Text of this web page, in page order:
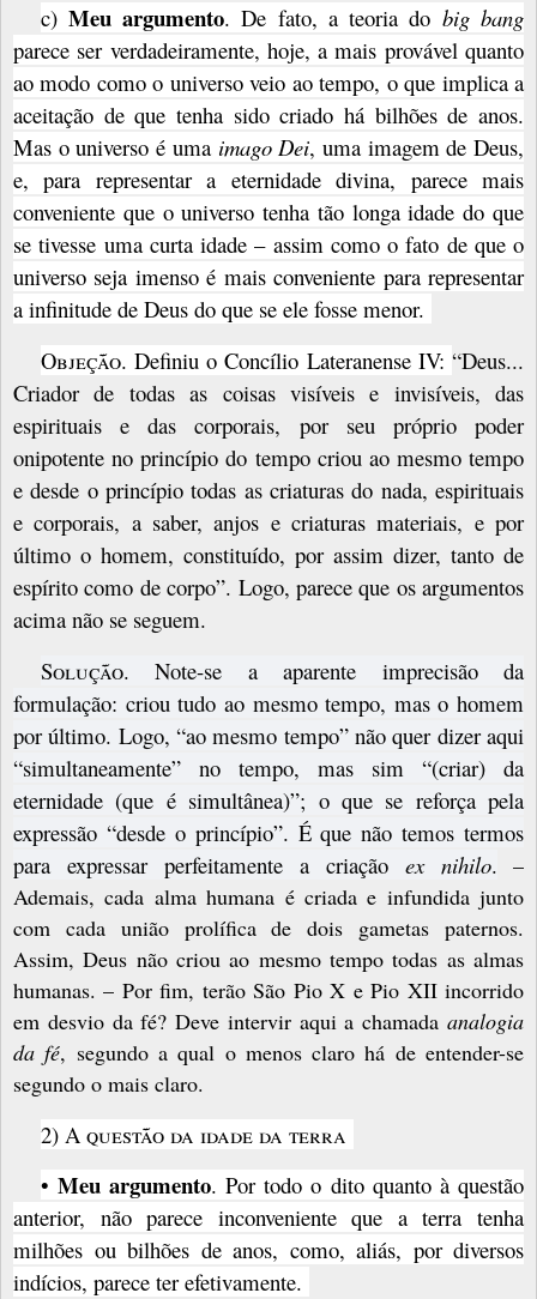
c) Meu argumento. De fato, a teoria do big bang
parece ser verdadeiramente, hoje, a mais provável quanto
ao modo como o universo veio ao tempo, o que implica a
aceitação de que tenha sido criado há bilhões de anos.
Mas o universo é uma imago Dei, uma imagem de Deus,
e, para representar a eternidade divina, parece mais
conveniente que o universo tenha tão longa idade do que
se tivesse uma curta idade – assim como o fato de que o
universo seja imenso é mais conveniente para representar
a infinitude de Deus do que se ele fosse menor.
Objeção. Definiu o Concílio Lateranense IV: “Deus...
Criador de todas as coisas visíveis e invisíveis, das
espirituais e das corporais, por seu próprio poder
onipotente no princípio do tempo criou ao mesmo tempo
e desde o princípio todas as criaturas do nada, espirituais
e corporais, a saber, anjos e criaturas materiais, e por
último o homem, constituído, por assim dizer, tanto de
espírito como de corpo”. Logo, parece que os argumentos
acima não se seguem.
Solução. Note-se a aparente imprecisão da
formulação: criou tudo ao mesmo tempo, mas o homem
por último. Logo, “ao mesmo tempo” não quer dizer aqui
“simultaneamente” no tempo, mas sim “(criar) da
eternidade (que é simultânea)”; o que se reforça pela
expressão “desde o princípio”. É que não temos termos
para expressar perfeitamente a criação ex nihilo. –
Ademais, cada alma humana é criada e infundida junto
com cada união prolífica de dois gametas paternos.
Assim, Deus não criou ao mesmo tempo todas as almas
humanas. – Por fim, terão São Pio X e Pio XII incorrido
em desvio da fé? Deve intervir aqui a chamada analogia
da fé, segundo a qual o menos claro há de entender-se
segundo o mais claro.
2) A questão da idade da terra
• Meu argumento. Por todo o dito quanto à questão
anterior, não parece inconveniente que a terra tenha
milhões ou bilhões de anos, como, aliás, por diversos
indícios, parece ter efetivamente.